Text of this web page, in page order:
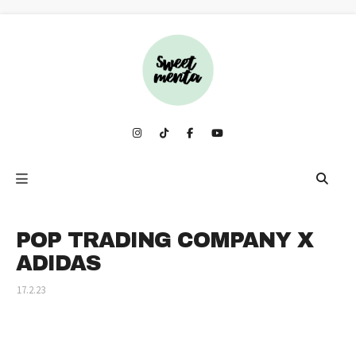
POP TRADING COMPANY X
ADIDAS
17.2.23